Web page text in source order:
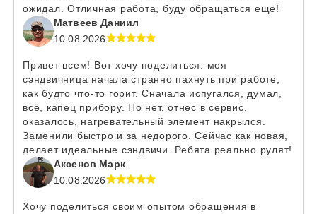
ожидал. Отличная работа, буду обращаться еще!
Матвеев Даниил
10.08.2026
Привет всем! Вот хочу поделиться: моя
сэндвичница начала странно пахнуть при работе,
как будто что-то горит. Сначала испугался, думал,
всё, капец прибору. Но нет, отнес в сервис,
оказалось, нагревательный элемент накрылся.
Заменили быстро и за недорого. Сейчас как новая,
делает идеальные сэндвичи. Ребята реально рулят!
Аксенов Марк
10.08.2026
Хочу поделиться своим опытом обращения в